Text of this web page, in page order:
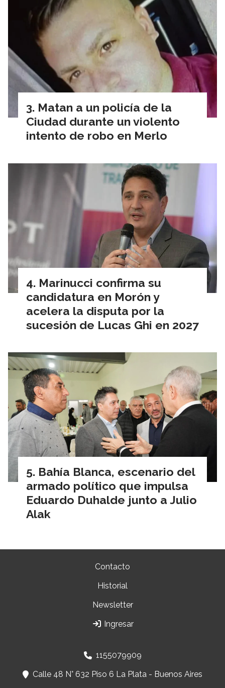
Matan a un policía de la
Ciudad durante un violento
intento de robo en Merlo
Marinucci confirma su
candidatura en Morón y
acelera la disputa por la
sucesión de Lucas Ghi en 2027
Bahía Blanca, escenario del
armado político que impulsa
Eduardo Duhalde junto a Julio
Alak
Contacto
Historial
Newsletter
Ingresar
1155079909
Calle 48 N° 632 Piso 6 La Plata - Buenos Aires